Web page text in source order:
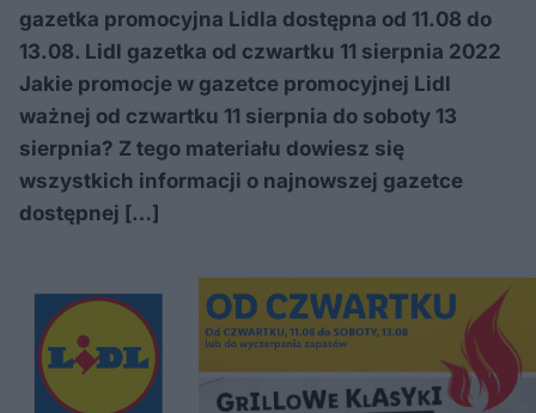
gazetka promocyjna Lidla dostępna od 11.08 do
13.08. Lidl gazetka od czwartku 11 sierpnia 2022
Jakie promocje w gazetce promocyjnej Lidl
ważnej od czwartku 11 sierpnia do soboty 13
sierpnia? Z tego materiału dowiesz się
wszystkich informacji o najnowszej gazetce
dostępnej […]